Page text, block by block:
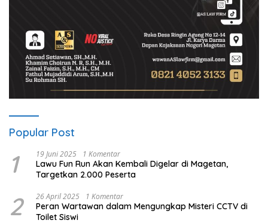
Popular Post
1 19 Juni 2025 1 Komentar
Lawu Fun Run Akan Kembali Digelar di Magetan,
Targetkan 2.000 Peserta
2 26 April 2025 1 Komentar
Peran Wartawan dalam Mengungkap Misteri CCTV di
Toilet Siswi